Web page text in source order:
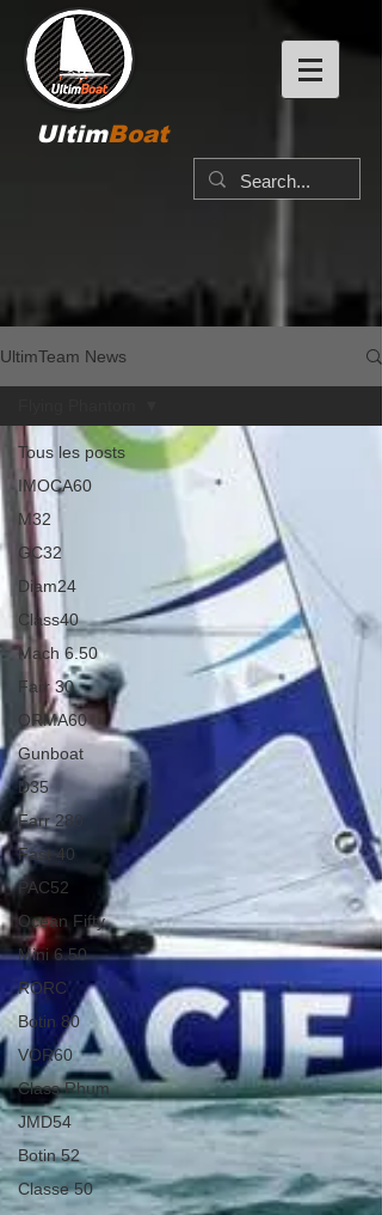
UltimBoat
UltimTeam News
Tous les posts
IMOCA60
M32
GC32
Diam24
Class40
Mach 6.50
Farr 30
ORMA60
Gunboat
D35
Farr 280
Fast 40
PAC52
Ocean Fifty
Mini 6.50
RORC
Botin 80
VOR60
Class Rhum
JMD54
Botin 52
Classe 50